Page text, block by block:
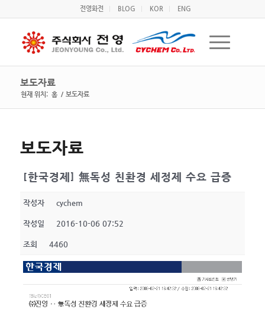
전영화전 BLOG KOR ENG
보도자료
현재 위치: 홈 / 보도자료
보도자료
[한국경제] 無독성 친환경 세정제 수요 급증
작성자 cychem
작성일 2016-10-06 07:52
조회 4460